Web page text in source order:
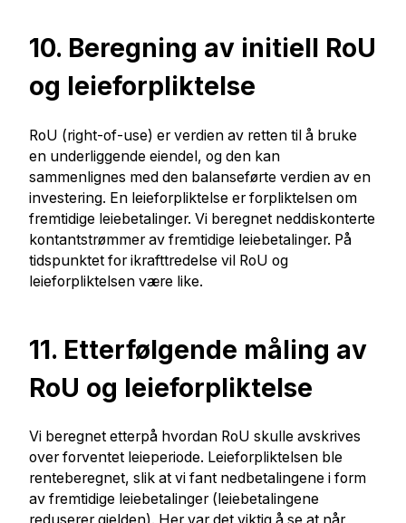
10. Beregning av initiell RoU
og leieforpliktelse
RoU (right-of-use) er verdien av retten til å bruke
en underliggende eiendel, og den kan
sammenlignes med den balanseførte verdien av en
investering. En leieforpliktelse er forpliktelsen om
fremtidige leiebetalinger. Vi beregnet neddiskonterte
kontantstrømmer av fremtidige leiebetalinger. På
tidspunktet for ikrafttredelse vil RoU og
leieforpliktelsen være like.
11. Etterfølgende måling av
RoU og leieforpliktelse
Vi beregnet etterpå hvordan RoU skulle avskrives
over forventet leieperiode. Leieforpliktelsen ble
renteberegnet, slik at vi fant nedbetalingene i form
av fremtidige leiebetalinger (leiebetalingene